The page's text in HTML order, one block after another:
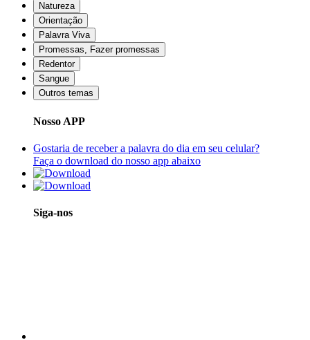
Natureza
Orientação
Palavra Viva
Promessas, Fazer promessas
Redentor
Sangue
Outros temas
Nosso APP
Gostaria de receber a palavra do dia em seu celular?
Faça o download do nosso app abaixo
Siga-nos